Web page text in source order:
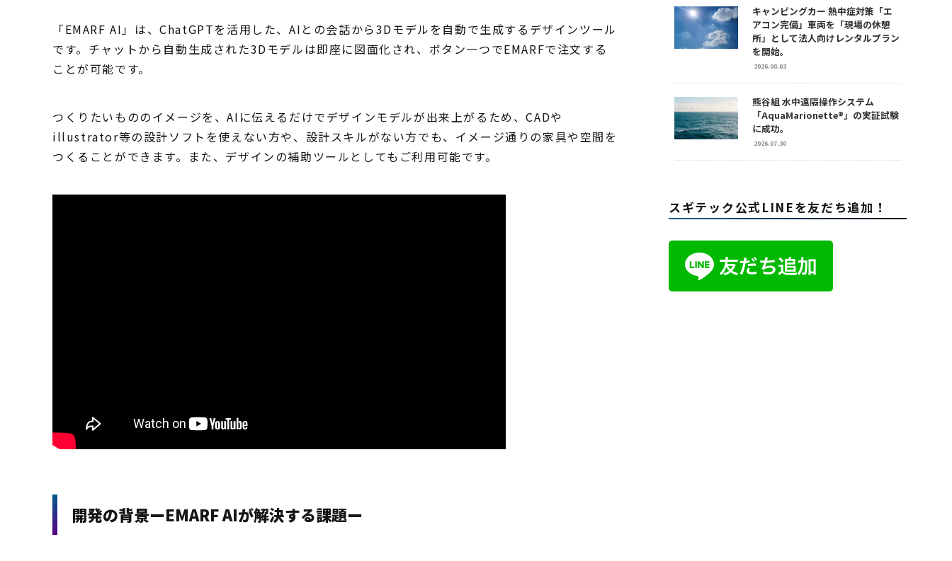
「EMARF AI」は、ChatGPTを活用した、AIとの会話から3Dモデルを自動で生成するデザインツール
です。チャットから自動生成された3Dモデルは即座に図面化され、ボタン一つでEMARFで注文する
ことが可能です。
つくりたいもののイメージを、AIに伝えるだけでデザインモデルが出来上がるため、CADや
illustrator等の設計ソフトを使えない方や、設計スキルがない方でも、イメージ通りの家具や空間を
つくることができます。また、デザインの補助ツールとしてもご利用可能です。
開発の背景ーEMARF AIが解決する課題ー
キャンピングカー 熱中症対策「エ
アコン完備」車両を「現場の休憩
所」として法人向けレンタルプラン
を開始。
2026.08.03
熊谷組 水中遠隔操作システム
「AquaMarionette®」の実証試験
に成功。
2026.07.30
スギテック公式LINEを友だち追加！